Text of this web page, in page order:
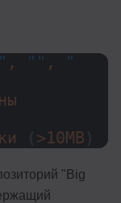
, "" ,
"
>10MB
"Big